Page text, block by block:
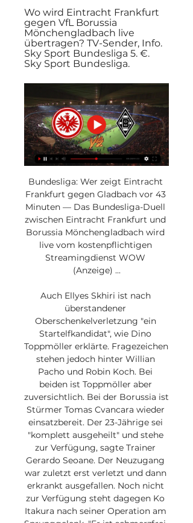
Wo wird Eintracht Frankfurt
gegen VfL Borussia
Mönchengladbach live
übertragen? TV-Sender, Info.
Sky Sport Bundesliga 5. €.
Sky Sport Bundesliga.
Bundesliga: Wer zeigt Eintracht
Frankfurt gegen Gladbach vor 43
Minuten — Das Bundesliga-Duell
zwischen Eintracht Frankfurt und
Borussia Mönchengladbach wird
live vom kostenpflichtigen
Streamingdienst WOW
(Anzeige) ...
Auch Ellyes Skhiri ist nach
überstandener
Oberschenkelverletzung "ein
Startelfkandidat", wie Dino
Toppmöller erklärte. Fragezeichen
stehen jedoch hinter Willian
Pacho und Robin Koch. Bei
beiden ist Toppmöller aber
zuversichtlich. Bei der Borussia ist
Stürmer Tomas Cvancara wieder
einsatzbereit. Der 23-Jährige sei
"komplett ausgeheilt" und stehe
zur Verfügung, sagte Trainer
Gerardo Seoane. Der Neuzugang
war zuletzt erst verletzt und dann
erkrankt ausgefallen. Noch nicht
zur Verfügung steht dagegen Ko
Itakura nach seiner Operation am